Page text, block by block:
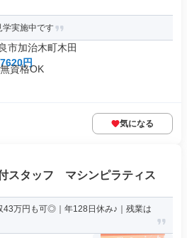
実施中です
市加治木町木田
円
資格OK
気になる
スタッフ マシンピラティス
43万円も可◎｜年128日休み♪｜残業は